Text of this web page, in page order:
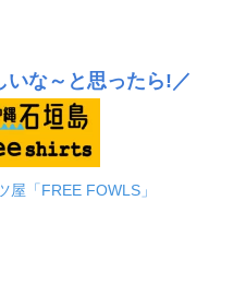
いな～と思ったら!／
屋「FREE FOWLS」